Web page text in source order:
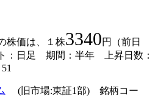
株価は、１株3340円（前日
：日足 期間：半年 上昇日数：
(旧市場:東証1部) 銘柄コー